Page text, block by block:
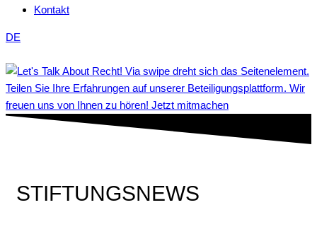
Kontakt
DE
Teilen Sie Ihre Erfahrungen auf unserer Beteiligungsplattform. Wir
freuen uns von Ihnen zu hören! Jetzt mitmachen
STIFTUNGSNEWS